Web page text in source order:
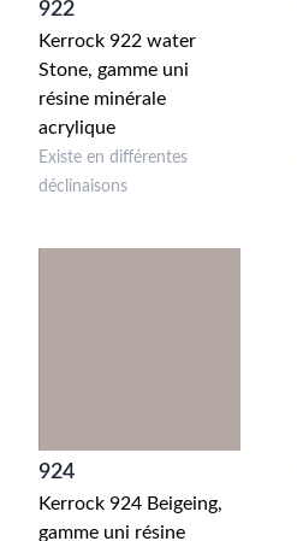
922
Kerrock 922 water
Stone, gamme uni
résine minérale
acrylique
Existe en différentes
déclinaisons
924
Kerrock 924 Beigeing,
gamme uni résine